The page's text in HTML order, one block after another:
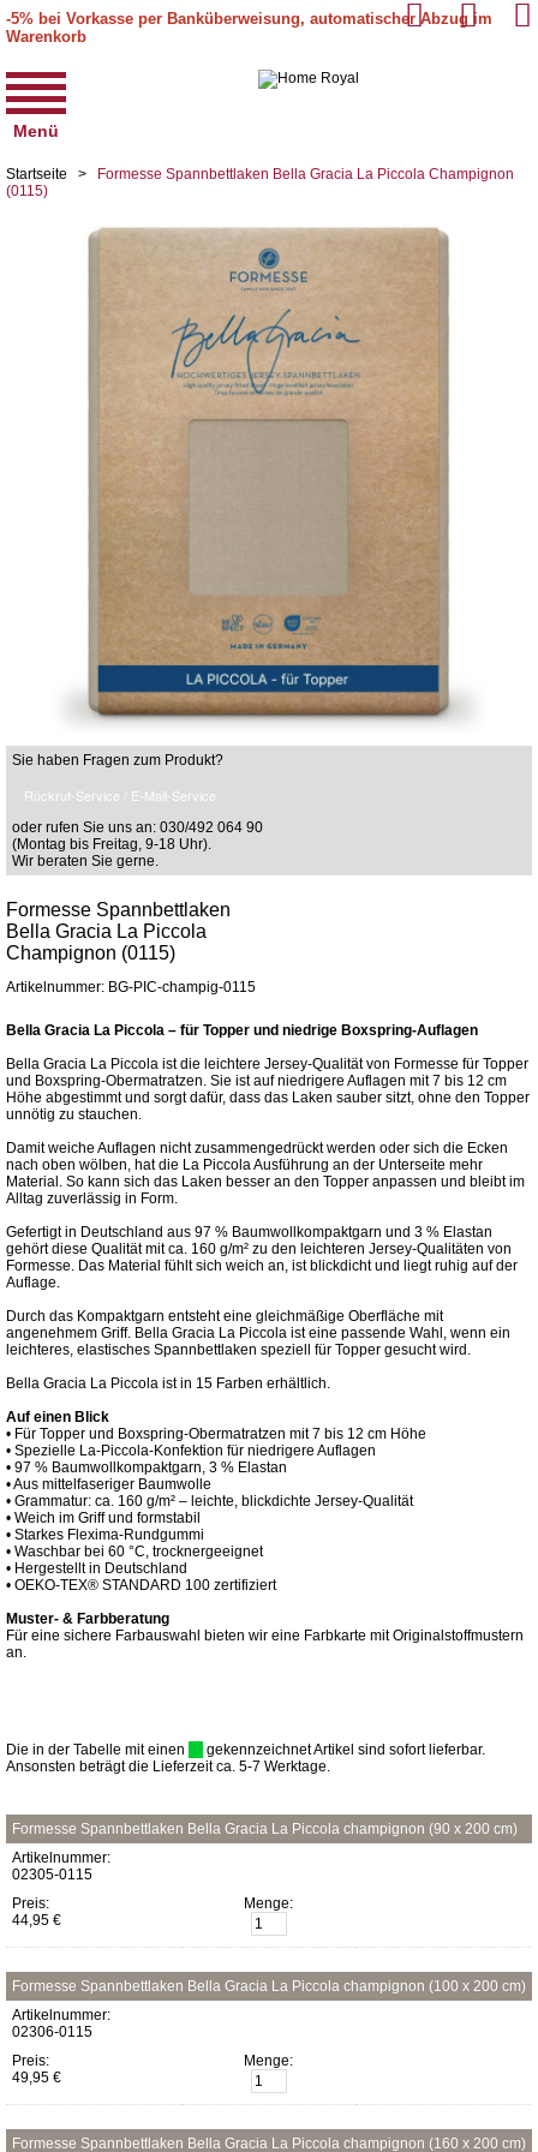
-5% bei Vorkasse per Banküberweisung, automatischer Abzug im
Warenkorb
Menü
Startseite >
Formesse Spannbettlaken Bella Gracia La Piccola Champignon
(0115)
Sie haben Fragen zum Produkt?
Rückruf-Service / E-Mail-Service
oder rufen Sie uns an: 030/492 064 90
(Montag bis Freitag, 9-18 Uhr).
Wir beraten Sie gerne.
Formesse Spannbettlaken
Bella Gracia La Piccola
Champignon (0115)
Artikelnummer: BG-PIC-champig-0115
Bella Gracia La Piccola – für Topper und niedrige Boxspring-Auflagen
Bella Gracia La Piccola ist die leichtere Jersey-Qualität von Formesse für Topper
und Boxspring-Obermatratzen. Sie ist auf niedrigere Auflagen mit 7 bis 12 cm
Höhe abgestimmt und sorgt dafür, dass das Laken sauber sitzt, ohne den Topper
unnötig zu stauchen.
Damit weiche Auflagen nicht zusammengedrückt werden oder sich die Ecken
nach oben wölben, hat die La Piccola Ausführung an der Unterseite mehr
Material. So kann sich das Laken besser an den Topper anpassen und bleibt im
Alltag zuverlässig in Form.
Gefertigt in Deutschland aus 97 % Baumwollkompaktgarn und 3 % Elastan
gehört diese Qualität mit ca. 160 g/m² zu den leichteren Jersey-Qualitäten von
Formesse. Das Material fühlt sich weich an, ist blickdicht und liegt ruhig auf der
Auflage.
Durch das Kompaktgarn entsteht eine gleichmäßige Oberfläche mit
angenehmem Griff. Bella Gracia La Piccola ist eine passende Wahl, wenn ein
leichteres, elastisches Spannbettlaken speziell für Topper gesucht wird.
Bella Gracia La Piccola ist in 15 Farben erhältlich.
Auf einen Blick
• Für Topper und Boxspring-Obermatratzen mit 7 bis 12 cm Höhe
• Spezielle La-Piccola-Konfektion für niedrigere Auflagen
• 97 % Baumwollkompaktgarn, 3 % Elastan
• Aus mittelfaseriger Baumwolle
• Grammatur: ca. 160 g/m² – leichte, blickdichte Jersey-Qualität
• Weich im Griff und formstabil
• Starkes Flexima-Rundgummi
• Waschbar bei 60 °C, trocknergeeignet
• Hergestellt in Deutschland
• OEKO-TEX® STANDARD 100 zertifiziert
Muster- & Farbberatung
Für eine sichere Farbauswahl bieten wir eine Farbkarte mit Originalstoffmustern
an.
Die in der Tabelle mit einen
gekennzeichnet Artikel sind sofort lieferbar.
Ansonsten beträgt die Lieferzeit ca. 5-7 Werktage.
Formesse Spannbettlaken Bella Gracia La Piccola champignon (90 x 200 cm)
Artikelnummer:
02305-0115
Preis:
44,95 €
Menge:
Formesse Spannbettlaken Bella Gracia La Piccola champignon (100 x 200 cm)
Artikelnummer:
02306-0115
Preis:
49,95 €
Menge:
Formesse Spannbettlaken Bella Gracia La Piccola champignon (160 x 200 cm)